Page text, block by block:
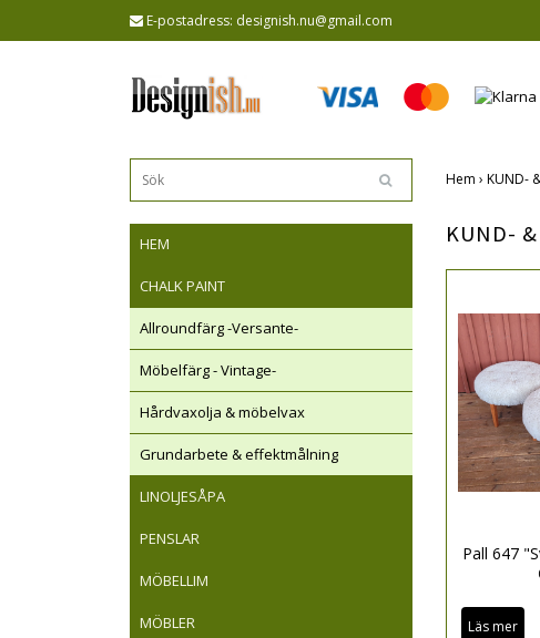
E-postadress: designish.nu@gmail.com
HEM
CHALK PAINT
Allroundfärg -Versante-
Möbelfärg - Vintage-
Hårdvaxolja & möbelvax
Grundarbete & effektmålning
LINOLJESÅPA
PENSLAR
MÖBELLIM
MÖBLER
Hem › KUND-
KUND- &
Pall 647
Läs mer